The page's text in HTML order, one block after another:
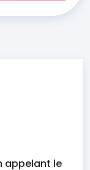
appelant le